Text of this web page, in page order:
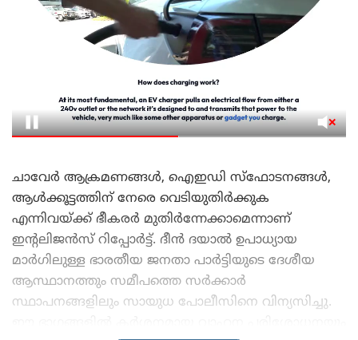
ചാവേർ ആക്രമണങ്ങൾ, ഐഇഡി സ്ഫോടനങ്ങൾ,
ആൾക്കൂട്ടത്തിന് നേരെ വെടിയുതിർക്കുക
എന്നിവയ്ക്ക് ഭീകരർ മുതിർന്നേക്കാമെന്നാണ്
ഇൻ്റലിജൻസ് റിപ്പോർട്ട്. ദീൻ ദയാൽ ഉപാധ്യായ
മാർഗിലുള്ള ഭാരതീയ ജനതാ പാർട്ടിയുടെ ദേശീയ
ആസ്ഥാനത്തും സമീപത്തെ സർക്കാർ
സ്ഥാപനങ്ങളിലും സായുധ പോലീസിനെ വിന്യസിച്ചു.